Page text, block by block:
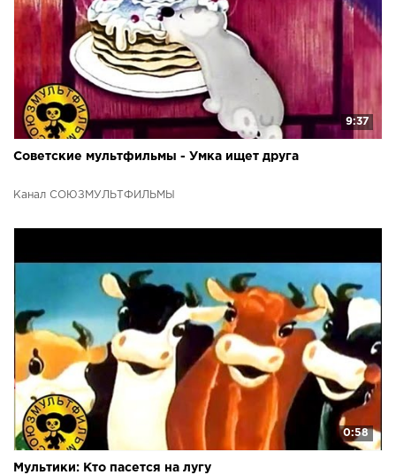
9:37
Советские мультфильмы - Умка ищет друга
Канал СОЮЗМУЛЬТФИЛЬМЫ
0:58
Мультики: Кто пасется на лугу